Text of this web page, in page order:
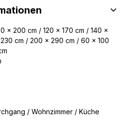
x 200 cm / 120 x 170 cm / 140 x
cm / 200 x 290 cm / 60 x 100
/ Wohnzimmer / Küche